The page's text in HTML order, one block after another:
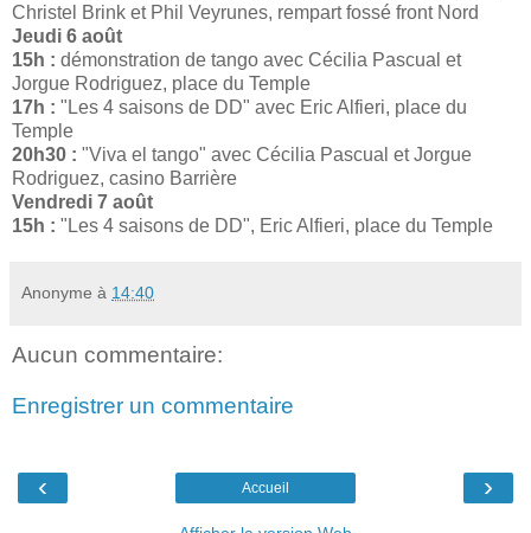
Christel Brink et Phil Veyrunes, rempart fossé front Nord
Jeudi 6 août
15h : démonstration de tango avec Cécilia Pascual et
Jorgue Rodriguez, place du Temple
17h : "Les 4 saisons de DD" avec Eric Alfieri, place du
Temple
20h30 : "Viva el tango" avec Cécilia Pascual et Jorgue
Rodriguez, casino Barrière
Vendredi 7 août
15h : "Les 4 saisons de DD", Eric Alfieri, place du Temple
Anonyme à 14:40
Aucun commentaire:
Enregistrer un commentaire
‹ ›
Accueil